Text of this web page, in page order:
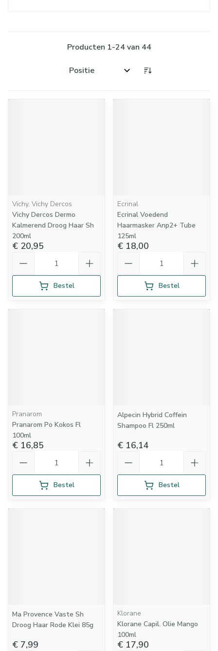
Producten 1-24van 44
Sorteer op:
Vichy, Vichy Dercos
Vichy Dercos Dermo
Kalmerend Droog Haar Sh
200ml
€ 20,95
Bestel
Ecrinal
Ecrinal Voedend
Haarmasker Anp2+ Tube
125ml
€ 18,00
Bestel
Pranarom
Pranarom Po Kokos Fl
100ml
€ 16,85
Bestel
Alpecin Hybrid Coffein
Shampoo Fl 250ml
€ 16,14
Bestel
Ma Provence Vaste Sh
Droog Haar Rode Klei 85g
€ 7,99
Klorane
Klorane Capil. Olie Mango
100ml
€ 17,90